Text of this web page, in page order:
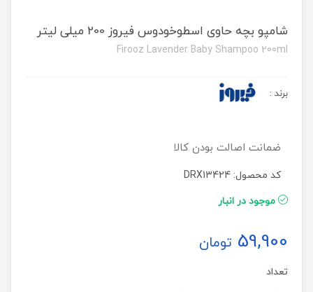
شامپو بچه حاوی اسطوخودوس فیروز 200 میلی لیتر
Firooz Lavender Baby Shampoo 200ml
برند :
ضمانت اصالت بودن کالا
کد محصول: DRX13424
موجود در انبار
59,900 تومان
تعداد